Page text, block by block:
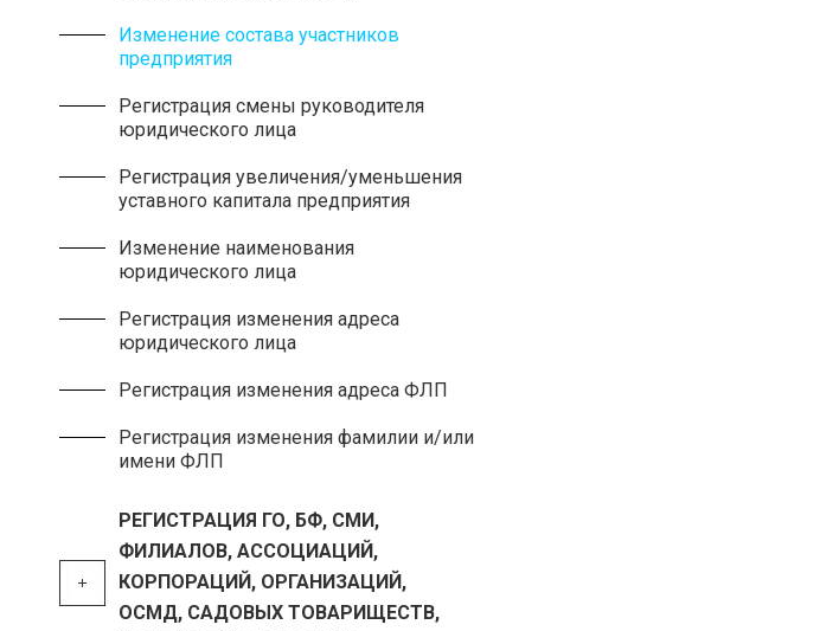
Изменение состава участников
предприятия
Регистрация смены руководителя
юридического лица
Регистрация увеличения/уменьшения
уставного капитала предприятия
Изменение наименования
юридического лица
Регистрация изменения адреса
юридического лица
Регистрация изменения адреса ФЛП
Регистрация изменения фамилии и/или
имени ФЛП
РЕГИСТРАЦИЯ ГО, БФ, СМИ,
ФИЛИАЛОВ, АССОЦИАЦИЙ,
КОРПОРАЦИЙ, ОРГАНИЗАЦИЙ,
ОСМД, САДОВЫХ ТОВАРИЩЕСТВ,